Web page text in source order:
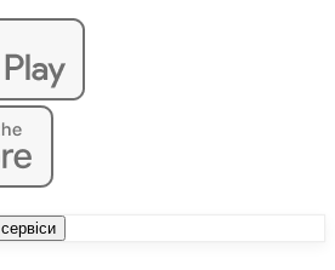
сервіси